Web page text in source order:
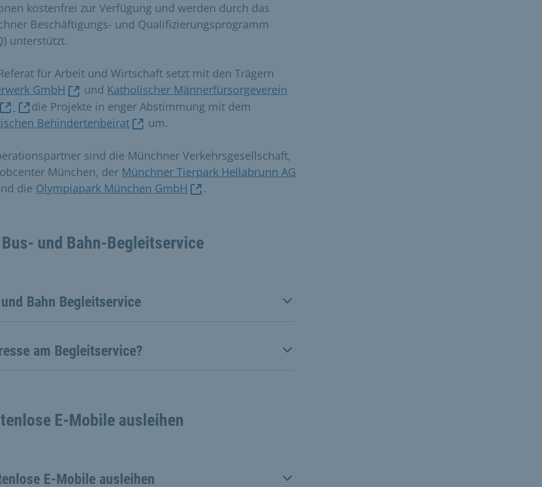
kostenfrei zur Verfügung und werden durch das
Beschäftigungs- und Qualifizierungsprogramm
unterstützt.
für Arbeit und Wirtschaft setzt mit den Trägern
GmbH
und Katholischer Männerfürsorgeverein
die Projekte in enger Abstimmung mit dem
Behindertenbeirat
um.
sind die Münchner Verkehrsgesellschaft,
München, der Münchner Tierpark Hellabrunn AG
die Olympiapark München GmbH .
und Bahn-Begleitservice
Bahn Begleitservice
am Begleitservice?
E-Mobile ausleihen
E-Mobile ausleihen